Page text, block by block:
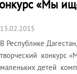
«Мы
13.02.2015
В Республике
творческий конкурс
маленьких детей